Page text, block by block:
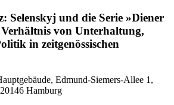
Selenskyj und die Serie »Diener
von Unterhaltung,
in zeitgenössischen
Edmund-Siemers-Allee 1,
Hamburg